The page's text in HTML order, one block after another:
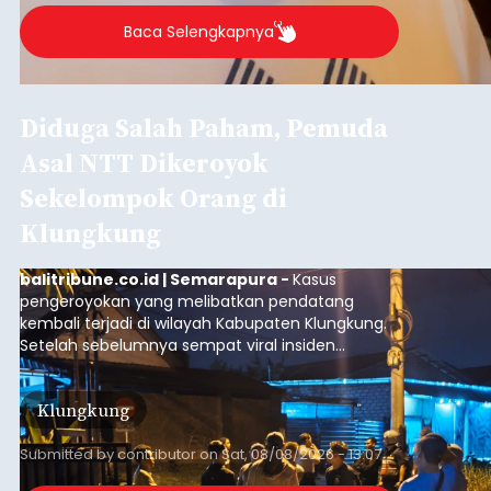
Baca Selengkapnya
Diduga Salah Paham, Pemuda
Asal NTT Dikeroyok
Sekelompok Orang di
Klungkung
balitribune.co.id | Semarapura -Kasus
pengeroyokan yang melibatkan pendatang
kembali terjadi di wilayah Kabupaten Klungkung.
Setelah sebelumnya sempat viral insiden
keributan di barat Pasar Galiran, peristiwa serupa
kini menimpa seorang pemuda asal Kabupaten
Sumba Barat Daya (SBD), Nusa Tenggara Timur
(NTT).
Klungkung
Submitted bycontributoronSat, 08/08/2026 - 13:07